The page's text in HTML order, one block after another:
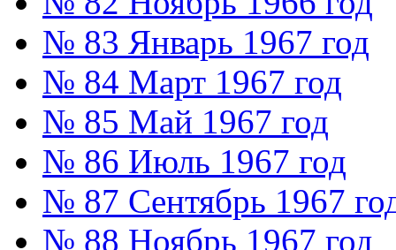
№ 83 Январь 1967 год
№ 84 Март 1967 год
№ 85 Май 1967 год
№ 86 Июль 1967 год
№ 87 Сентябрь 1967
№ 88 Ноябрь 1967 год